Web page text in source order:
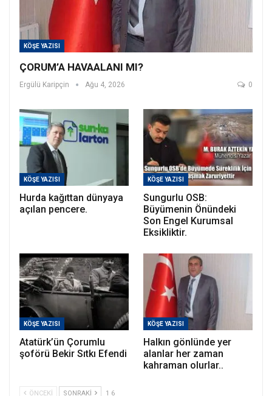
KÖŞE YAZISI
ÇORUM’A HAVAALANI MI?
Ergülü Karipçin Ağu 4, 2026 0
KÖŞE YAZISI
Hurda kağıttan dünyaya
açılan pencere.
KÖŞE YAZISI
Sungurlu OSB:
Büyümenin Önündeki
Son Engel Kurumsal
Eksikliktir.
KÖŞE YAZISI
Atatürk’ün Çorumlu
şoförü Bekir Sıtkı Efendi
KÖŞE YAZISI
Halkın gönlünde yer
alanlar her zaman
kahraman olurlar..
ÖNCEKI SONRAKI 1 6